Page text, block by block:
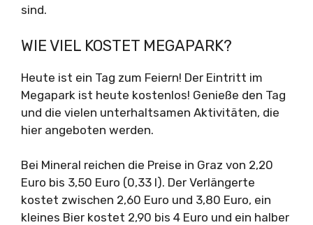
sind.
WIE VIEL KOSTET MEGAPARK?
Heute ist ein Tag zum Feiern! Der Eintritt im
Megapark ist heute kostenlos! Genieße den Tag
und die vielen unterhaltsamen Aktivitäten, die
hier angeboten werden.
Bei Mineral reichen die Preise in Graz von 2,20
Euro bis 3,50 Euro (0,33 l). Der Verlängerte
kostet zwischen 2,60 Euro und 3,80 Euro, ein
kleines Bier kostet 2,90 bis 4 Euro und ein halber